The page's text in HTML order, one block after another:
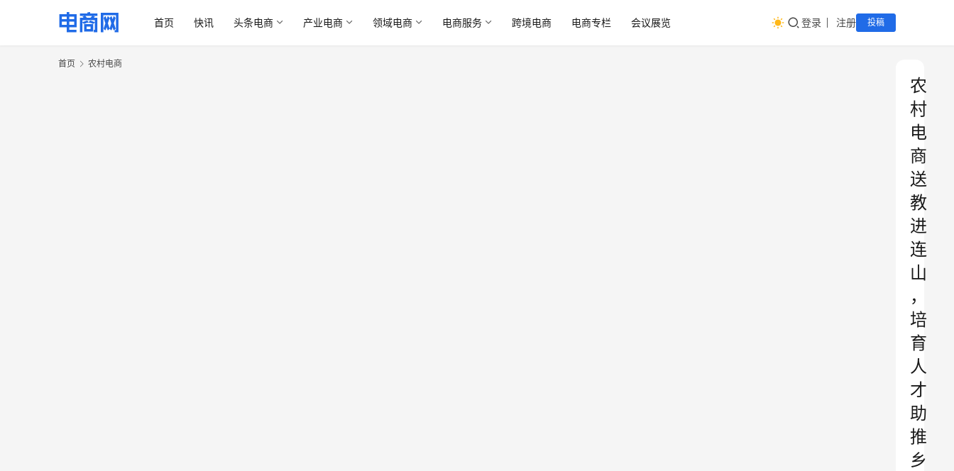
首页 快讯 头条电商 产业电商 领域电商 电商服务 跨境电商 电商专栏 会议展览 登录 注册 投稿
首页 农村电商
农
村
电
商
送
教
进
连
山
，
培
育
人
才
助
推
乡